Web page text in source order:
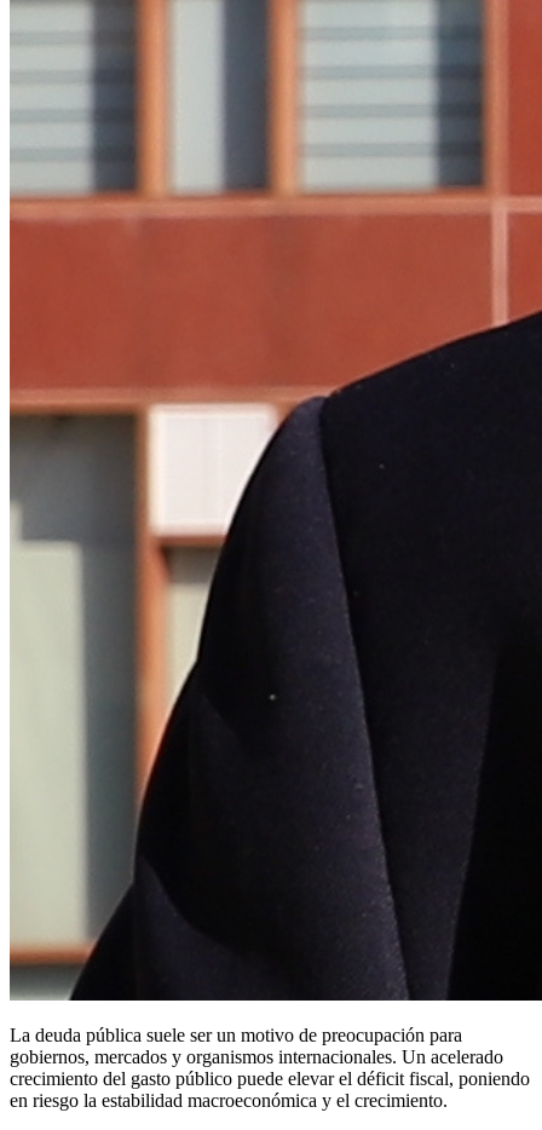
La deuda pública suele ser un motivo de preocupación para
gobiernos, mercados y organismos internacionales. Un acelerado
crecimiento del gasto público puede elevar el déficit fiscal, poniendo
en riesgo la estabilidad macroeconómica y el crecimiento.